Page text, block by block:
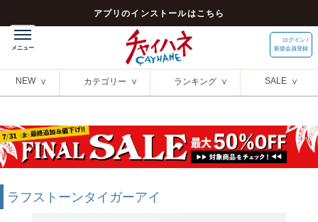
アプリのインストールはこちら
ログイン /
新規会員登録
NEW カテゴリー ランキング SALE
ラフストーンタイガーアイ